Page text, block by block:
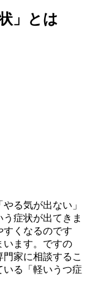
」とは
る気が出ない」
う症状が出てきま
すくなるのです
います。ですの
家に相談するこ
いる「軽いうつ症